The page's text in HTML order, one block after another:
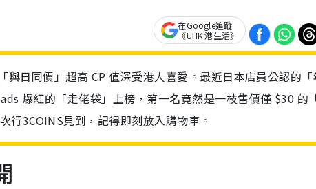
在Google追蹤
《UHK 港生活》
與日同價」超高 CP 值深受港人喜愛。最近日本店員公認的「
爆紅的「走佬袋」上榜，第一名竟然是一枝售價僅 $30 的
行3COINS見到，記得即刻放入購物車。